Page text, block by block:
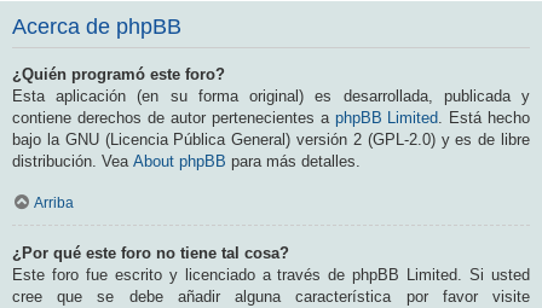
Acerca de phpBB
¿Quién programó este foro?
Esta aplicación (en su forma original) es desarrollada, publicada y
contiene derechos de autor pertenecientes a phpBB Limited. Está hecho
bajo la GNU (Licencia Pública General) versión 2 (GPL-2.0) y es de libre
distribución. Vea About phpBB para más detalles.
Arriba
¿Por qué este foro no tiene tal cosa?
Este foro fue escrito y licenciado a través de phpBB Limited. Si usted
cree que se debe añadir alguna característica por favor visite